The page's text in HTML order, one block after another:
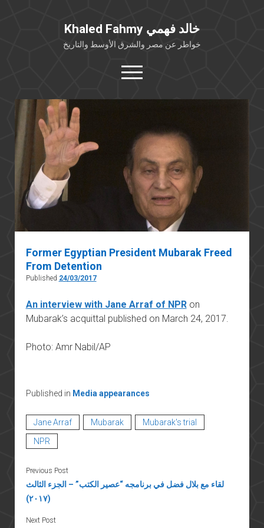
Khaled Fahmy خالد فهمي
خواطر عن مصر والشرق الأوسط والتاريخ
open
menu
twitterfacebook
خلفية شخصية
مقالات صحافية
بوستات من فيسبوك
مقابلات في الإعلام
Languages
Former Egyptian President Mubarak Freed
From Detention
Published 24/03/2017
An interview with Jane Arraf of NPRon
Mubarak’s acquittal published on March 24, 2017.
Photo: Amr Nabil/AP
Published in Media appearances
Jane Arraf Mubarak
Mubarak's trial
NPR
Previous Post
لقاء مع بلال فضل في برنامجه “عصير الكتب” – الجزء الثالث
(٢٠١٧)
Next Post